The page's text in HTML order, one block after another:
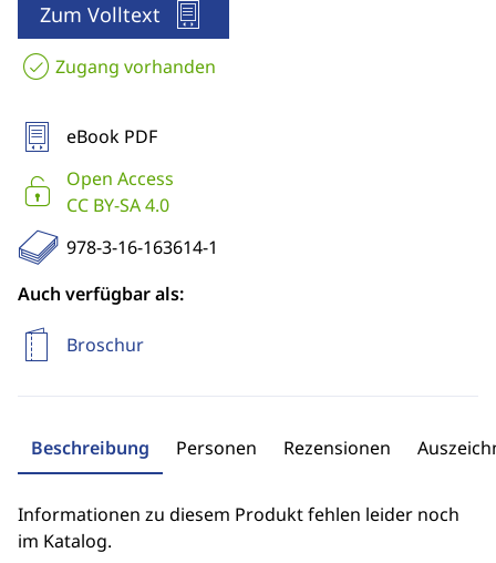
Zum Volltext
Zugang vorhanden
eBook PDF
Open Access
CC BY-SA 4.0
978-3-16-163614-1
Auch verfügbar als:
Broschur
Beschreibung Personen Rezensionen
Informationen zu diesem Produkt fehlen leider noch
im Katalog.